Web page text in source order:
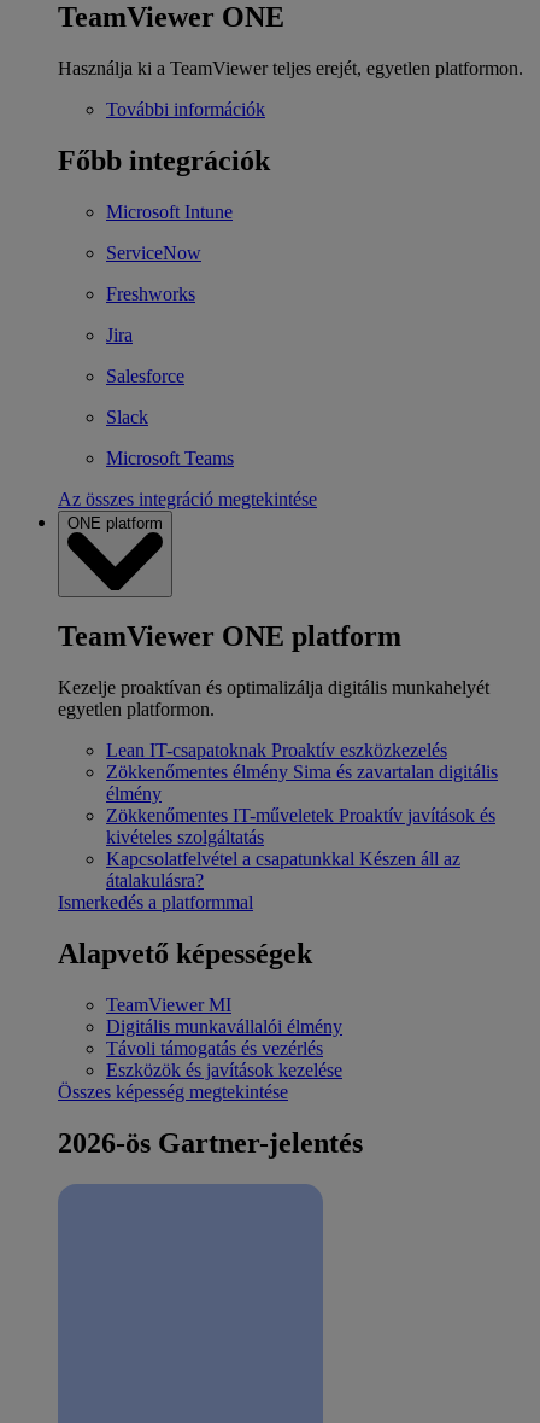
TeamViewer ONE
Használja ki a TeamViewer teljes erejét, egyetlen platformon.
További információk
Főbb integrációk
Microsoft Intune
ServiceNow
Freshworks
Jira
Salesforce
Slack
Microsoft Teams
Az összes integráció megtekintése
ONE platform
TeamViewer ONE platform
Kezelje proaktívan és optimalizálja digitális munkahelyét
egyetlen platformon.
Lean IT-csapatoknak Proaktív eszközkezelés
Zökkenőmentes élmény Sima és zavartalan digitális
élmény
Zökkenőmentes IT-műveletek Proaktív javítások és
kivételes szolgáltatás
Kapcsolatfelvétel a csapatunkkal Készen áll az
átalakulásra?
Ismerkedés a platformmal
Alapvető képességek
TeamViewer MI
Digitális munkavállalói élmény
Távoli támogatás és vezérlés
Eszközök és javítások kezelése
Összes képesség megtekintése
2026-ös Gartner-jelentés